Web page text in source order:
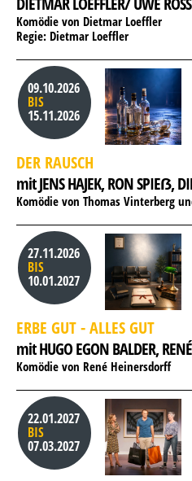
Komödie von Dietmar Loeffler
Regie: Dietmar Loeffler
09.10.2026
BIS
15.11.2026
DER RAUSCH
mit JENS HAJEK, RON SPIEẞ,
Komödie von Thomas Vinterberg
27.11.2026
BIS
10.01.2027
ERBE GUT - ALLES GUT
mit HUGO EGON BALDER,
Komödie von René Heinersdorff
22.01.2027
BIS
07.03.2027